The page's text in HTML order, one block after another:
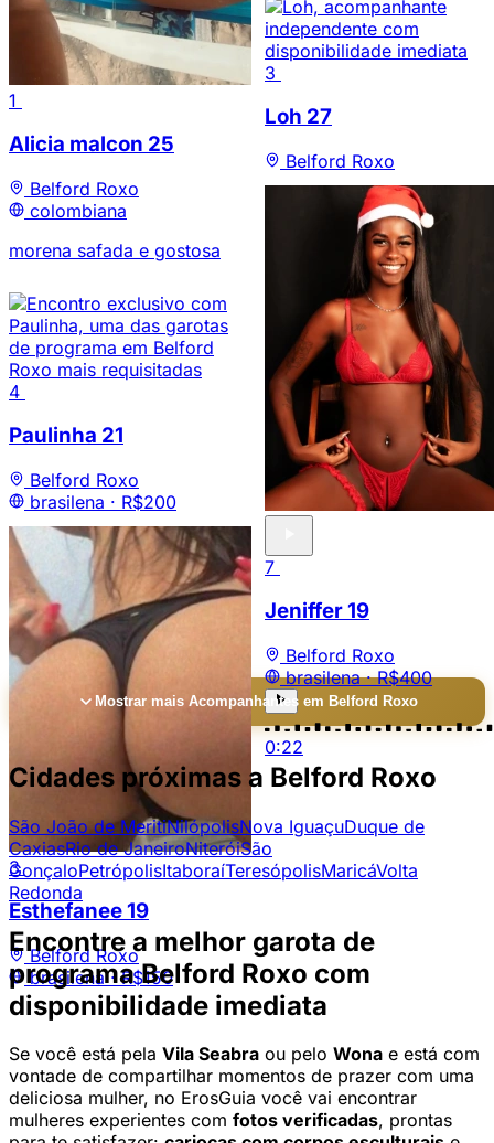
1
Alicia malcon 25
Belford Roxo
colombiana
morena safada e gostosa
3
Loh 27
Belford Roxo
7
Jeniffer19
Belford Roxo
brasilena ·R$400
0:22
4
Paulinha 21
Belford Roxo
brasilena · R$200
3
Esthefanee19
Belford Roxo
brasilena ·R$150
Mostrar mais Acompanhantes em Belford Roxo
Cidades próximas a Belford Roxo
São João de MeritiNilópolisNova IguaçuDuque de
CaxiasRio de JaneiroNiteróiSão
GonçaloPetrópolisItaboraíTeresópolisMaricáVolta
Redonda
Encontre a melhor garota de
programa Belford Roxo com
disponibilidade imediata
Se você está pela Vila Seabra ou pelo Wona e está com
vontade de compartilhar momentos de prazer com uma
deliciosa mulher, no ErosGuia você vai encontrar
mulheres experientes com fotos verificadas, prontas